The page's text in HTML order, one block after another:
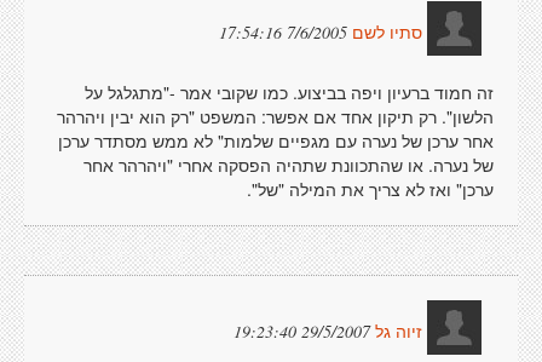
סתיו לשם 7/6/2005 17:54:16
זה חמוד ברעיון ויפה בביצוע. כמו שקובי אמר -"מתגלגל על
הלשון". רק תיקון אחד אם אפשר: המשפט "רק הוא יבין ויהרהר
אחר ערכן של נערה עם מגפיים שלמות" לא ממש מסתדר ערכן
של נערה. או שהתכוונת שתהיה הפסקה אחרי "ויהרהר אחר
ערכן" ואז לא צריך את המילה "של".
זיוה גל 29/5/2007 19:23:40